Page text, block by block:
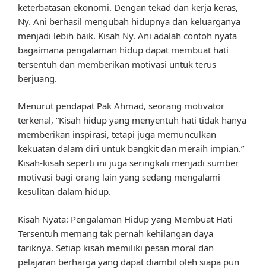
keterbatasan ekonomi. Dengan tekad dan kerja keras,
Ny. Ani berhasil mengubah hidupnya dan keluarganya
menjadi lebih baik. Kisah Ny. Ani adalah contoh nyata
bagaimana pengalaman hidup dapat membuat hati
tersentuh dan memberikan motivasi untuk terus
berjuang.
Menurut pendapat Pak Ahmad, seorang motivator
terkenal, “Kisah hidup yang menyentuh hati tidak hanya
memberikan inspirasi, tetapi juga memunculkan
kekuatan dalam diri untuk bangkit dan meraih impian.”
Kisah-kisah seperti ini juga seringkali menjadi sumber
motivasi bagi orang lain yang sedang mengalami
kesulitan dalam hidup.
Kisah Nyata: Pengalaman Hidup yang Membuat Hati
Tersentuh memang tak pernah kehilangan daya
tariknya. Setiap kisah memiliki pesan moral dan
pelajaran berharga yang dapat diambil oleh siapa pun